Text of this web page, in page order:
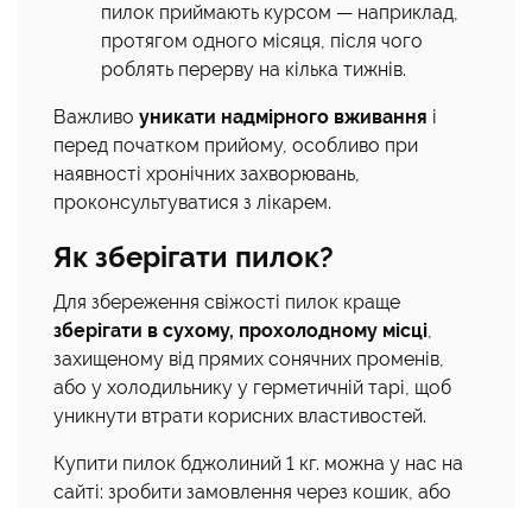
пилок приймають курсом — наприклад,
протягом одного місяця, після чого
роблять перерву на кілька тижнів.
Важливо уникати надмірного вживання і
перед початком прийому, особливо при
наявності хронічних захворювань,
проконсультуватися з лікарем.
Як зберігати пилок?
Для збереження свіжості пилок краще
зберігати в сухому, прохолодному місці,
захищеному від прямих сонячних променів,
або у холодильнику у герметичній тарі, щоб
уникнути втрати корисних властивостей.
Купити пилок бджолиний 1 кг. можна у нас на
сайті: зробити замовлення через кошик, або